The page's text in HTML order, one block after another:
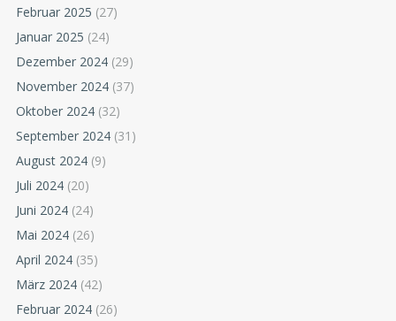
Februar 2025 (27)
Januar 2025 (24)
Dezember 2024 (29)
November 2024 (37)
Oktober 2024 (32)
September 2024 (31)
August 2024 (9)
Juli 2024 (20)
Juni 2024 (24)
Mai 2024 (26)
April 2024 (35)
März 2024 (42)
Februar 2024 (26)